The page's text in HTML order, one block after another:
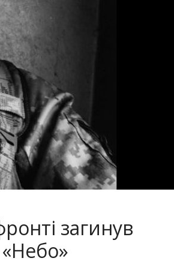
загинув